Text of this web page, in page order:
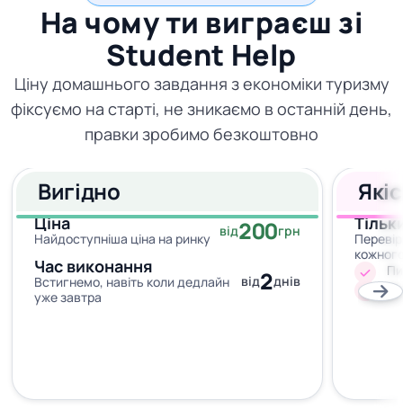
На чому ти виграєш зі
Student Help
Ціну домашнього завдання з економіки туризму
фіксуємо на старті, не зникаємо в останній день,
правки зробимо безкоштовно
Вигідно
Ціна
Найдоступніша ціна на ринку від200грн
Час виконання
Встигнемо, навіть коли дедлайн
уже завтра
від2днів